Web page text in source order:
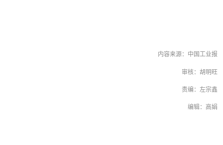
内容来源：中国工业报
审核：胡明旺
责编：左宗鑫
编辑：高娟